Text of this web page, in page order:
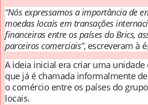
“Nós expressamos a importância de
moedas locais em transações
financeiras entre os países do Brics,
parceiros comerciais”, escreveram à
A ideia inicial era criar uma unidade
que já é chamada informalmente
o comércio entre os países do
locais.